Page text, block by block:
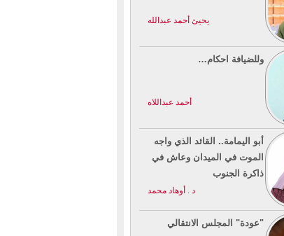
يحيئ أحمد عبدالله
وللضيافة احكام…
أحمد عبداللاه
أبو اليمامة.. القائد الذي واجه
الموت في الميدان وعاش في
ذاكرة الجنوب
د . أوهاد محمد
"عودة" المجلس الانتقالي